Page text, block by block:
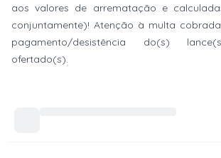
aos valores de arrematação e
conjuntamente)! Atenção à multa
pagamento/desistência do(s)
ofertado(s).